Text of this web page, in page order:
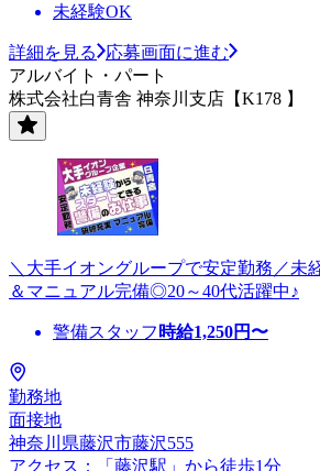
未経験OK
詳細を見る
応募画面に進む
アルバイト・パート
株式会社白青舎 神奈川支店【K178 】
＼大手イオングループで安定勤務／未
＆マニュアル完備◎20～40代活躍中♪
警備スタッフ 時給1,250円〜
勤務地
面接地
神奈川県藤沢市藤沢555
アクセス：「藤沢駅」から徒歩1分